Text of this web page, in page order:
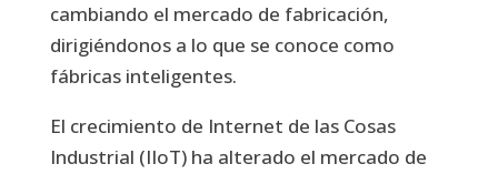
cambiando el mercado de fabricación,
dirigiéndonos a lo que se conoce como
fábricas inteligentes.
El crecimiento de Internet de las Cosas
Industrial (IIoT) ha alterado el mercado de